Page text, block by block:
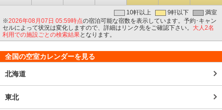
10軒以上 9軒以下
満室
※2026年08月07日 05:59時点の宿泊可能な宿数を表示しています。予約･キャン
セルによって状況は変化しますので、詳細はリンク先をご確認下さい。 大人2名
利用での施設ごとの検索結果となります。
全国の空室カレンダーを見る
北海道
東北